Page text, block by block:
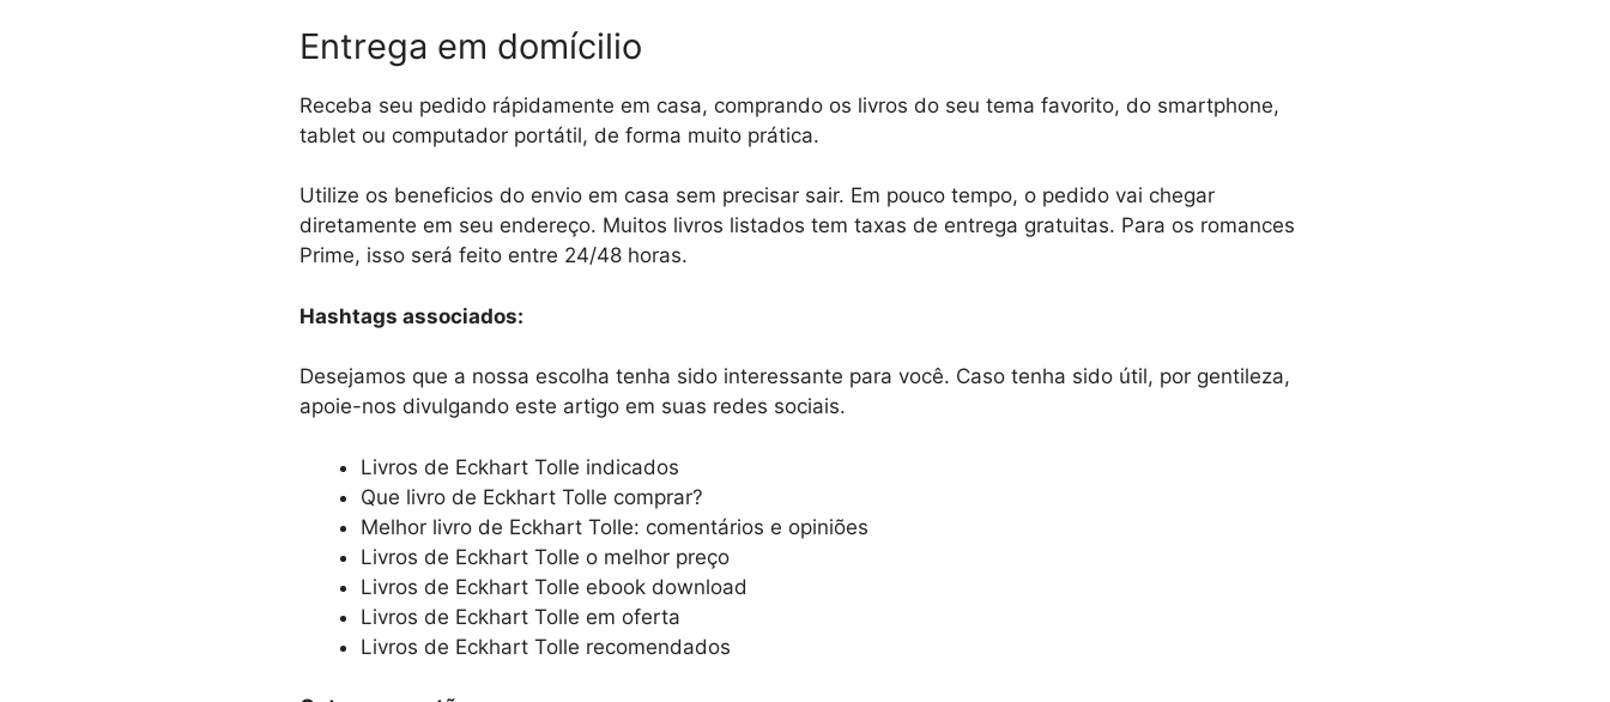
Entrega em domícilio
Receba seu pedido rápidamente em casa, comprando os livros do seu tema favorito, do smartphone,
tablet ou computador portátil, de forma muito prática.
Utilize os beneficios do envio em casa sem precisar sair. Em pouco tempo, o pedido vai chegar
diretamente em seu endereço. Muitos livros listados tem taxas de entrega gratuitas. Para os romances
Prime, isso será feito entre 24/48 horas.
Hashtags associados:
Desejamos que a nossa escolha tenha sido interessante para você. Caso tenha sido útil, por gentileza,
apoie-nos divulgando este artigo em suas redes sociais.
Livros de Eckhart Tolle indicados
Que livro de Eckhart Tolle comprar?
Melhor livro de Eckhart Tolle: comentários e opiniões
Livros de Eckhart Tolle o melhor preço
Livros de Eckhart Tolle ebook download
Livros de Eckhart Tolle em oferta
Livros de Eckhart Tolle recomendados